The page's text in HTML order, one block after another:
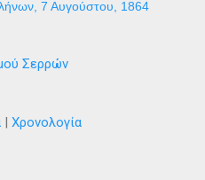
7 Αυγούστου, 1864
Σερρών
| Χρονολογία